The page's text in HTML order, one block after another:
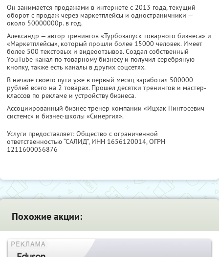
Он занимается продажами в интернете с 2013 года, текущий
оборот с продаж через маркетплейсы и одностраничники —
около 50000000р. в год.
Александр — автор тренингов «Турбозапуск товарного бизнеса» и
«Маркетплейсы», который прошли более 15000 человек. Имеет
более 500 текстовых и видеоотзывов. Создал собственный
YouTube-канал по товарному бизнесу и получил серебряную
кнопку, также есть каналы в других соцсетях.
В начале своего пути уже в первый месяц заработал 500000
рублей всего на 2 товарах. Прошел десятки тренингов и мастер-
классов по рекламе и устройству бизнеса.
Ассоциированный бизнес-тренер компании «Ицхак Пинтосевич
системс» и бизнес-школы «Синергия».
Услуги предоставляет: Общество с ограниченной
ответственностью “САЛИД”, ИНН 1656120014, ОГРН
1211600056876
Похожие акции: